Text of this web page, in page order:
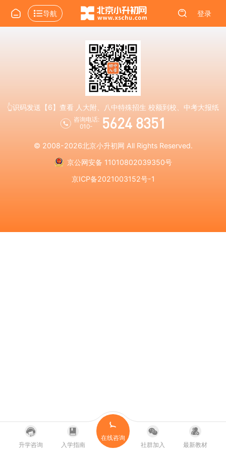
导航 登录
👆识码发送【6】查看 人大附、八中特殊招生 校额到校、中考大报纸
咨询电话:
010-
5624 8351
© 2008-2026北京小升初网 All Rights Reserved.
京公网安备 11010802039350号
京ICP备2021003152号-1
升学咨询 入学指南
在线咨询
社群加入
最新教材